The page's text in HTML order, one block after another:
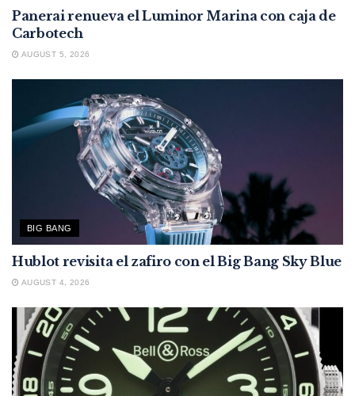
Panerai renueva el Luminor Marina con caja de
Carbotech
AUGUST 5, 2026
BIG BANG
Hublot revisita el zafiro con el Big Bang Sky Blue
AUGUST 4, 2026